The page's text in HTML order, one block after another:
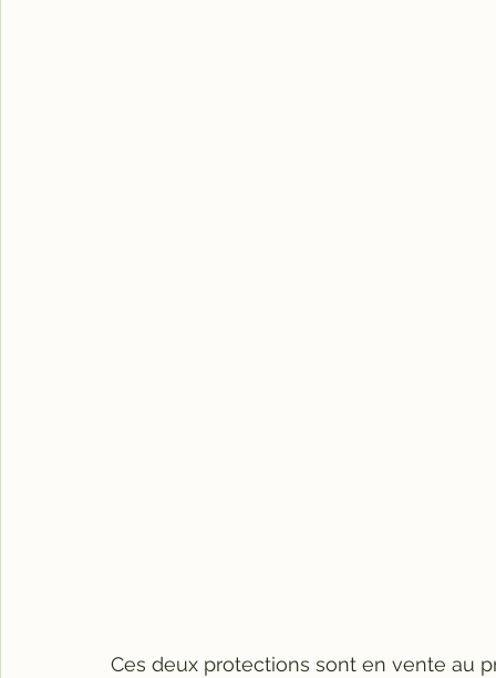
Ces deux protections sont en vente au